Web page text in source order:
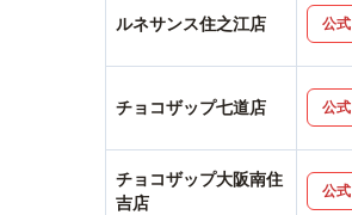
ルネサンス住之江店 公式
チョコザップ七道店 公式
チョコザップ大阪南住
吉店
公式